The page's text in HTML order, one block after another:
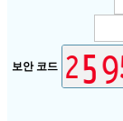
보안 코드